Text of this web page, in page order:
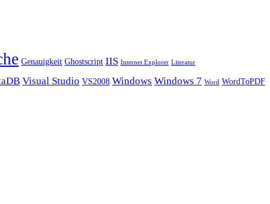
Genauigkeit Ghostscript IIS Internet Explorer Literatur
Visual Studio VS2008 Windows Windows 7 Word WordToPDF